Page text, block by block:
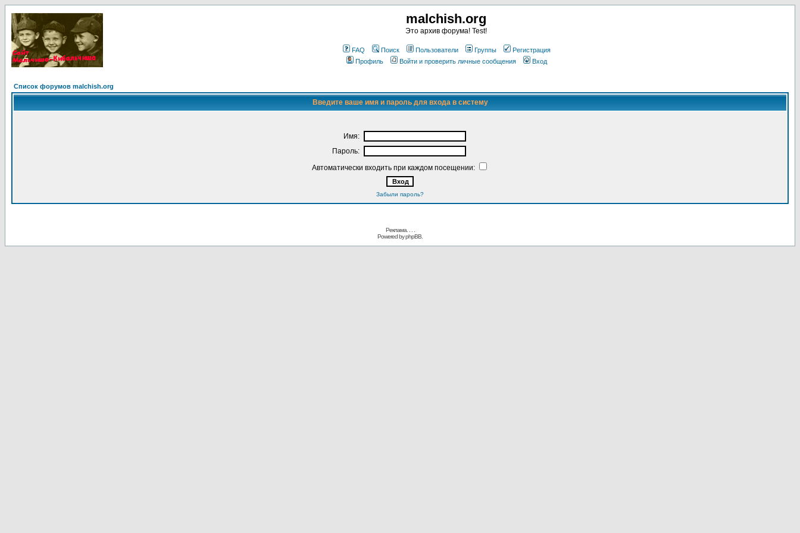
malchish.org
Это архив форума! Test!
FAQ Поиск Пользователи Группы
Регистрация
Профиль
Войти и проверить личные сообщения Вход
Список форумов malchish.org
Введите ваше имя и пароль для входа в систему
Имя:
Пароль:
Автоматически входить при каждом посещении:
Забыли пароль?
Реклама. . .
Powered byphpBB.